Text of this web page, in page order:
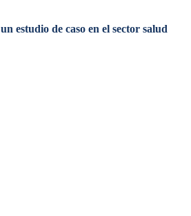
estudio de caso en el sector salud